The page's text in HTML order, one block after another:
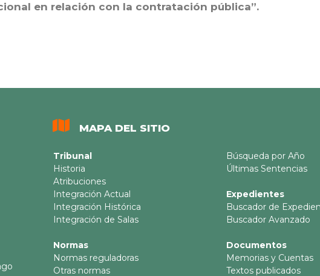
en relación con la contratación pública”.
MAPA DEL SITIO
Tribunal
Historia
Atribuciones
Integración Actual
Integración Histórica
Integración de Salas
Normas
Normas reguladoras
Otras normas
Búsqueda por Año
Últimas Sentencias
Expedientes
Buscador de
Buscador Avanzado
Documentos
Memorias y Cuentas
Textos publicados